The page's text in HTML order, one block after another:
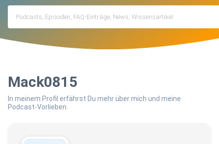
Mack0815
In meinem Profil erfährst Du mehr über mich und meine
Podcast-Vorlieben.